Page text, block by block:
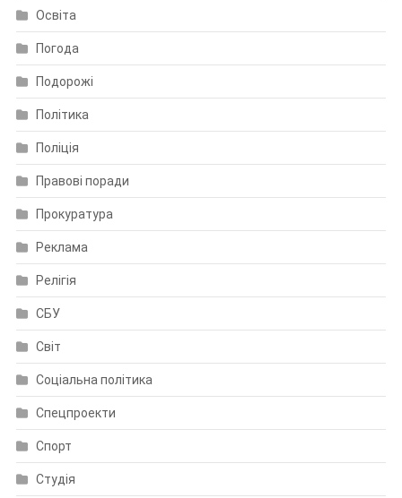
Освіта
Погода
Подорожі
Політика
Поліція
Правові поради
Прокуратура
Реклама
Релігія
СБУ
Світ
Соціальна політика
Спецпроекти
Спорт
Студія